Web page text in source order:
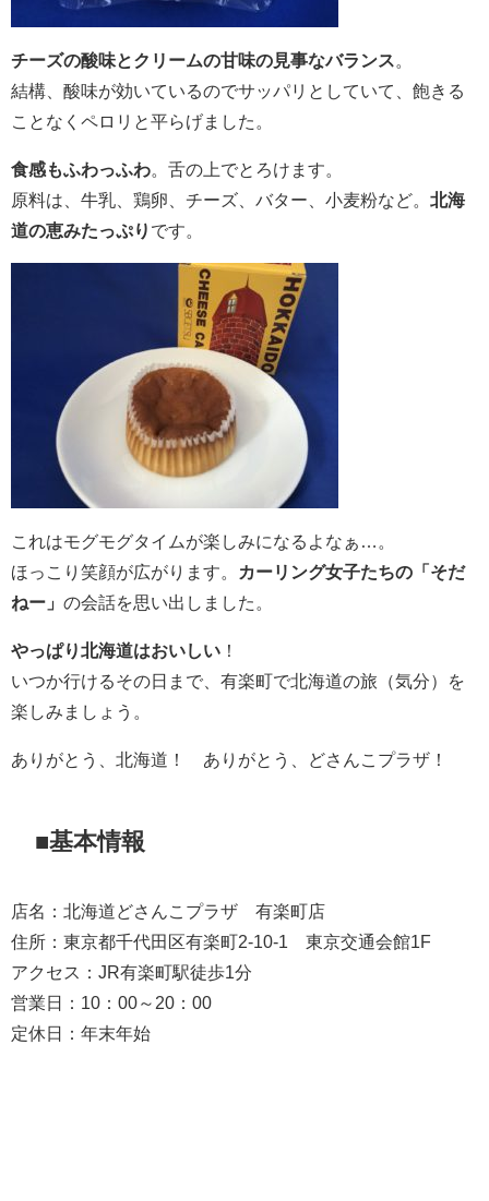
チーズの酸味とクリームの甘味の見事なバランス
結構、酸味が効いているのでサッパリとしていて、飽きる
ことなくペロリと平らげました。
食感もふわっふわ 。舌の上でとろけます。
原料は、牛乳、鶏卵、チーズ、バター、小麦粉など。 北海
道の恵みたっぷり です。
これはモグモグタイムが楽しみになるよなぁ…。
ほっこり笑顔が広がります。
カーリング女子たちの「そだ
ねー」 の会話を思い出しました。
やっぱり北海道はおいしい ！
いつか行けるその日まで、有楽町で北海道の旅（気分）を
楽しみましょう。
ありがとう、北海道！ ありがとう、どさんこプラザ！
■基本情報
店名：北海道どさんこプラザ 有楽町店
住所：東京都千代田区有楽町2-10-1 東京交通会館1F
アクセス：JR有楽町駅徒歩1分
営業日：10：00～20：00
定休日：年末年始